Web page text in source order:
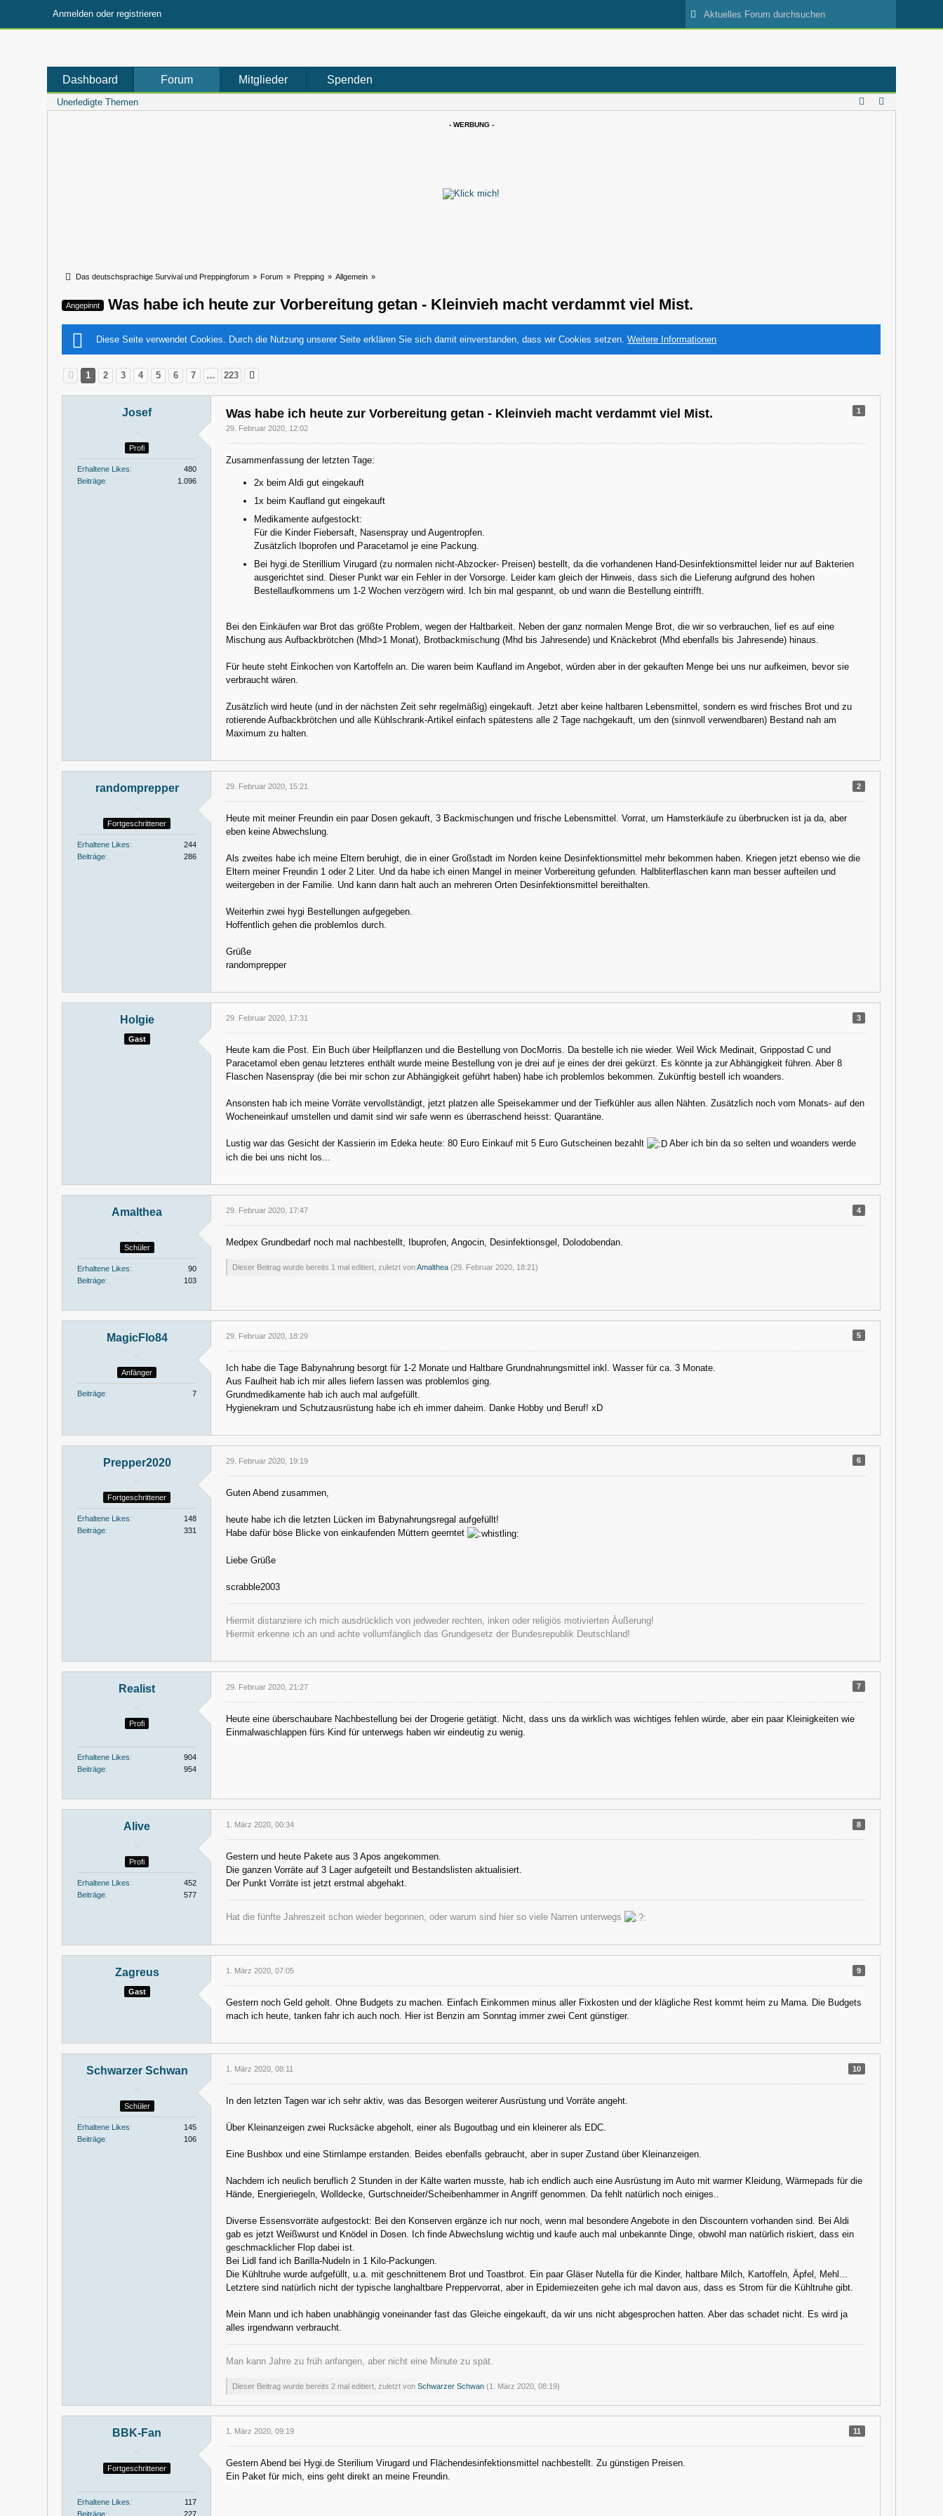
Anmelden oder registrieren
Dashboard Forum Mitglieder Spenden
Unerledigte Themen
- WERBUNG -
Das deutschsprachige Survival und Preppingforum » Forum » Prepping » Allgemein »
Angepinnt Was habe ich heute zur Vorbereitung getan - Kleinvieh macht verdammt viel Mist.
Diese Seite verwendet Cookies. Durch die Nutzung unserer Seite erklären Sie sich damit einverstanden, dass wir Cookies setzen.Weitere Informationen
1 2 3 4 5 6 7 … 223
Josef
Profi
Erhaltene Likes
480
Beiträge
1.096
1
Was habe ich heute zur Vorbereitung getan - Kleinvieh macht verdammt viel Mist.
29. Februar 2020, 12:02
Zusammenfassung der letzten Tage:
2x beim Aldi gut eingekauft
1x beim Kaufland gut eingekauft
Medikamente aufgestockt:
Für die Kinder Fiebersaft, Nasenspray und Augentropfen.
Zusätzlich Iboprofen und Paracetamol je eine Packung.
Bei hygi.de Sterillium Virugard (zu normalen nicht-Abzocker- Preisen) bestellt, da die vorhandenen Hand-Desinfektionsmittel leider nur auf Bakterien
ausgerichtet sind. Dieser Punkt war ein Fehler in der Vorsorge. Leider kam gleich der Hinweis, dass sich die Lieferung aufgrund des hohen
Bestellaufkommens um 1-2 Wochen verzögern wird. Ich bin mal gespannt, ob und wann die Bestellung eintrifft.
Bei den Einkäufen war Brot das größte Problem, wegen der Haltbarkeit. Neben der ganz normalen Menge Brot, die wir so verbrauchen, lief es auf eine
Mischung aus Aufbackbrötchen (Mhd>1 Monat), Brotbackmischung (Mhd bis Jahresende) und Knäckebrot (Mhd ebenfalls bis Jahresende) hinaus.
Für heute steht Einkochen von Kartoffeln an. Die waren beim Kaufland im Angebot, würden aber in der gekauften Menge bei uns nur aufkeimen, bevor sie
verbraucht wären.
Zusätzlich wird heute (und in der nächsten Zeit sehr regelmäßig) eingekauft. Jetzt aber keine haltbaren Lebensmittel, sondern es wird frisches Brot und zu
rotierende Aufbackbrötchen und alle Kühlschrank-Artikel einfach spätestens alle 2 Tage nachgekauft, um den (sinnvoll verwendbaren) Bestand nah am
Maximum zu halten.
randomprepper
Fortgeschrittener
Erhaltene Likes
244
Beiträge
286
2
29. Februar 2020, 15:21
Heute mit meiner Freundin ein paar Dosen gekauft, 3 Backmischungen und frische Lebensmittel. Vorrat, um Hamsterkäufe zu überbrucken ist ja da, aber
eben keine Abwechslung.
Als zweites habe ich meine Eltern beruhigt, die in einer Großstadt im Norden keine Desinfektionsmittel mehr bekommen haben. Kriegen jetzt ebenso wie die
Eltern meiner Freundin 1 oder 2 Liter. Und da habe ich einen Mangel in meiner Vorbereitung gefunden. Halbliterflaschen kann man besser aufteilen und
weitergeben in der Familie. Und kann dann halt auch an mehreren Orten Desinfektionsmittel bereithalten.
Weiterhin zwei hygi Bestellungen aufgegeben.
Hoffentlich gehen die problemlos durch.
Grüße
randomprepper
Holgie
Gast
3
29. Februar 2020, 17:31
Heute kam die Post. Ein Buch über Heilpflanzen und die Bestellung von DocMorris. Da bestelle ich nie wieder. Weil Wick Medinait, Grippostad C und
Paracetamol eben genau letzteres enthält wurde meine Bestellung von je drei auf je eines der drei gekürzt. Es könnte ja zur Abhängigkeit führen. Aber 8
Flaschen Nasenspray (die bei mir schon zur Abhängigkeit geführt haben) habe ich problemlos bekommen. Zukünftig bestell ich woanders.
Ansonsten hab ich meine Vorräte vervollständigt, jetzt platzen alle Speisekammer und der Tiefkühler aus allen Nähten. Zusätzlich noch vom Monats- auf den
Wocheneinkauf umstellen und damit sind wir safe wenn es überraschend heisst: Quarantäne.
Lustig war das Gesicht der Kassierin im Edeka heute: 80 Euro Einkauf mit 5 Euro Gutscheinen bezahlt
Aber ich bin da so selten und woanders werde
ich die bei uns nicht los...
Amalthea
Schüler
Erhaltene Likes
90
Beiträge
103
4
29. Februar 2020, 17:47
Medpex Grundbedarf noch mal nachbestellt, Ibuprofen, Angocin, Desinfektionsgel, Dolodobendan.
Dieser Beitrag wurde bereits 1 mal editiert, zuletzt vonAmalthea (29. Februar 2020, 18:21)
MagicFlo84
Anfänger
Beiträge 7
5
29. Februar 2020, 18:29
Ich habe die Tage Babynahrung besorgt für 1-2 Monate und Haltbare Grundnahrungsmittel inkl. Wasser für ca. 3 Monate.
Aus Faulheit hab ich mir alles liefern lassen was problemlos ging.
Grundmedikamente hab ich auch mal aufgefüllt.
Hygienekram und Schutzausrüstung habe ich eh immer daheim. Danke Hobby und Beruf! xD
Prepper2020
Fortgeschrittener
Erhaltene Likes
148
Beiträge
331
6
29. Februar 2020, 19:19
Guten Abend zusammen,
heute habe ich die letzten Lücken im Babynahrungsregal aufgefüllt!
Habe dafür böse Blicke von einkaufenden Müttern geerntet
Liebe Grüße
scrabble2003
Hiermit distanziere ich mich ausdrücklich von jedweder rechten, inken oder religiös motivierten Äußerung!
Hiermit erkenne ich an und achte vollumfänglich das Grundgesetz der Bundesrepublik Deutschland!
Realist
Profi
Erhaltene Likes
904
Beiträge
954
7
29. Februar 2020, 21:27
Heute eine überschaubare Nachbestellung bei der Drogerie getätigt. Nicht, dass uns da wirklich was wichtiges fehlen würde, aber ein paar Kleinigkeiten wie
Einmalwaschlappen fürs Kind für unterwegs haben wir eindeutig zu wenig.
Alive
Profi
Erhaltene Likes
452
Beiträge
577
8
1. März 2020, 00:34
Gestern und heute Pakete aus 3 Apos angekommen.
Die ganzen Vorräte auf 3 Lager aufgeteilt und Bestandslisten aktualisiert.
Der Punkt Vorräte ist jetzt erstmal abgehakt.
Hat die fünfte Jahreszeit schon wieder begonnen, oder warum sind hier so viele Narren unterwegs
Zagreus
Gast
9
1. März 2020, 07:05
Gestern noch Geld geholt. Ohne Budgets zu machen. Einfach Einkommen minus aller Fixkosten und der klägliche Rest kommt heim zu Mama. Die Budgets
mach ich heute, tanken fahr ich auch noch. Hier ist Benzin am Sonntag immer zwei Cent günstiger.
Schwarzer Schwan
Schüler
Erhaltene Likes
145
Beiträge
106
10
1. März 2020, 08:11
In den letzten Tagen war ich sehr aktiv, was das Besorgen weiterer Ausrüstung und Vorräte angeht.
Über Kleinanzeigen zwei Rucksäcke abgeholt, einer als Bugoutbag und ein kleinerer als EDC.
Eine Bushbox und eine Stirnlampe erstanden. Beides ebenfalls gebraucht, aber in super Zustand über Kleinanzeigen.
Nachdem ich neulich beruflich 2 Stunden in der Kälte warten musste, hab ich endlich auch eine Ausrüstung im Auto mit warmer Kleidung, Wärmepads für die
Hände, Energieriegeln, Wolldecke, Gurtschneider/Scheibenhammer in Angriff genommen. Da fehlt natürlich noch einiges..
Diverse Essensvorräte aufgestockt: Bei den Konserven ergänze ich nur noch, wenn mal besondere Angebote in den Discountern vorhanden sind. Bei Aldi
gab es jetzt Weißwurst und Knödel in Dosen. Ich finde Abwechslung wichtig und kaufe auch mal unbekannte Dinge, obwohl man natürlich riskiert, dass ein
geschmacklicher Flop dabei ist.
Bei Lidl fand ich Barilla-Nudeln in 1 Kilo-Packungen.
Die Kühltruhe wurde aufgefüllt, u.a. mit geschnittenem Brot und Toastbrot. Ein paar Gläser Nutella für die Kinder, haltbare Milch, Kartoffeln, Äpfel, Mehl...
Letztere sind natürlich nicht der typische langhaltbare Preppervorrat, aber in Epidemiezeiten gehe ich mal davon aus, dass es Strom für die Kühltruhe gibt.
Mein Mann und ich haben unabhängig voneinander fast das Gleiche eingekauft, da wir uns nicht abgesprochen hatten. Aber das schadet nicht. Es wird ja
alles irgendwann verbraucht.
Man kann Jahre zu früh anfangen, aber nicht eine Minute zu spät.
Dieser Beitrag wurde bereits 2 mal editiert, zuletzt vonSchwarzer Schwan (1. März 2020, 08:19)
BBK-Fan
Fortgeschrittener
Erhaltene Likes
117
Beiträge
227
11
1. März 2020, 09:19
Gestern Abend bei Hygi.de Sterilium Virugard und Flächendesinfektionsmittel nachbestellt. Zu günstigen Preisen.
Ein Paket für mich, eins geht direkt an meine Freundin.